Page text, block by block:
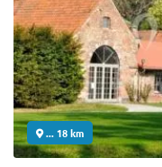
... 18 km